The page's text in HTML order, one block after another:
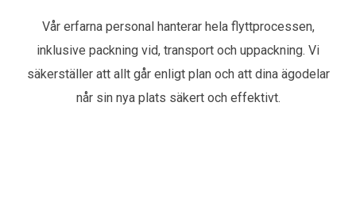
Vår erfarna personal hanterar hela flyttprocessen,
inklusive packning vid, transport och uppackning. Vi
säkerställer att allt går enligt plan och att dina ägodelar
når sin nya plats säkert och effektivt.